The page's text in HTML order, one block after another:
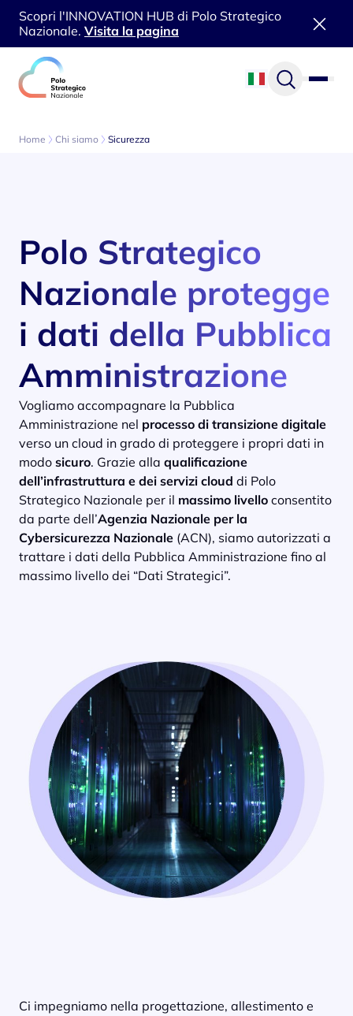
Vai al contenuto
Scopri l'INNOVATION HUB di Polo Strategico
Nazionale. Visita la pagina
Home Chi siamo Sicurezza
Polo Strategico
Nazionale protegge
i dati della Pubblica
Amministrazione
Vogliamo accompagnare la Pubblica
Amministrazione nel processo di transizione digitale
verso un cloud in grado di proteggere i propri dati in
modo sicuro. Grazie alla qualificazione
dell’infrastruttura e dei servizi cloud di Polo
Strategico Nazionale per il massimo livello consentito
da parte dell’Agenzia Nazionale per la
Cybersicurezza Nazionale (ACN), siamo autorizzati a
trattare i dati della Pubblica Amministrazione fino al
massimo livello dei “Dati Strategici”.
Ci impegniamo nella progettazione, allestimento e